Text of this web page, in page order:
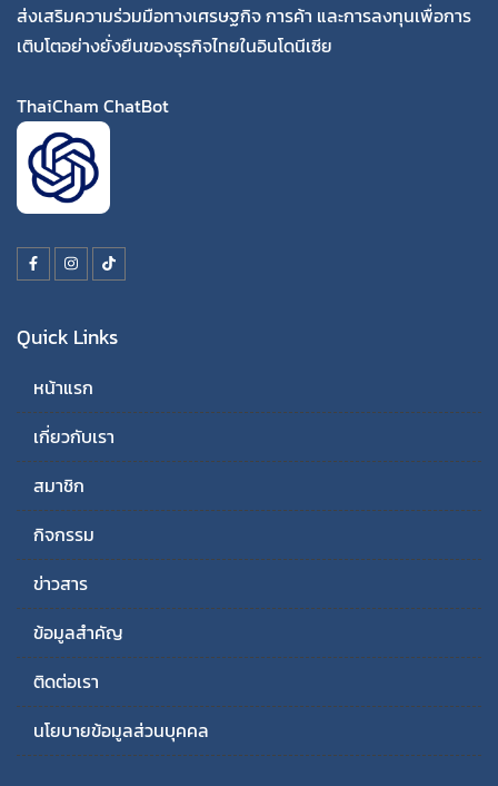
ส่งเสริมความร่วมมือทางเศรษฐกิจ การค้า และการลงทุนเพื่อการ
เติบโตอย่างยั่งยืนของธุรกิจไทยในอินโดนีเซีย
ThaiCham ChatBot
Quick Links
หน้าแรก
เกี่ยวกับเรา
สมาชิก
กิจกรรม
ข่าวสาร
ข้อมูลสำคัญ
ติดต่อเรา
นโยบายข้อมูลส่วนบุคคล